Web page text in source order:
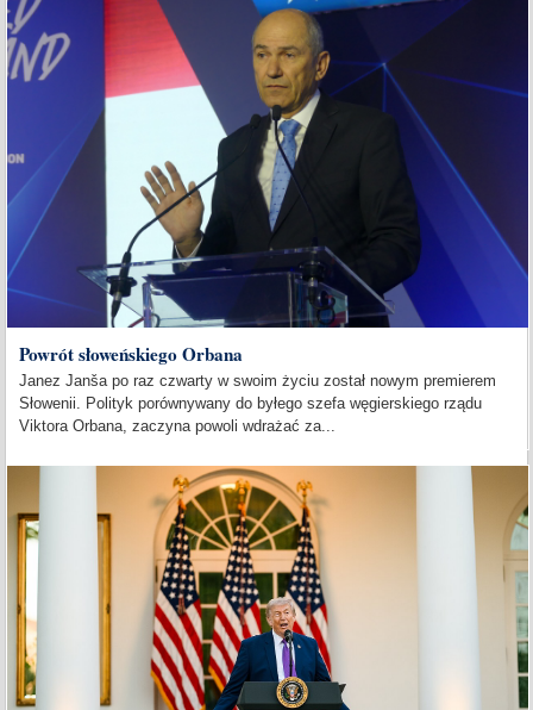
Powrót słoweńskiego Orbana
Janez Janša po raz czwarty w swoim życiu został nowym premierem
Słowenii. Polityk porównywany do byłego szefa węgierskiego rządu
Viktora Orbana, zaczyna powoli wdrażać za...